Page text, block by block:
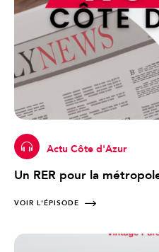
Actu Côte d'Azur
Un RER pour la
VOIR L'ÉPISODE